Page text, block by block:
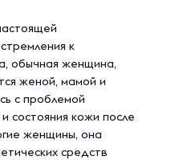
к
обычная женщина,
женой, мамой и
с проблемой
состояния кожи после
женщины, она
средств